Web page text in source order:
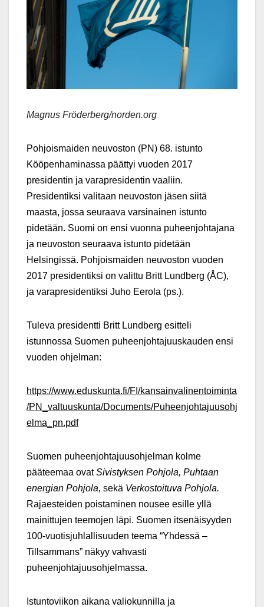
Magnus Fröderberg/norden.org
Pohjoismaiden neuvoston (PN) 68. istunto
Kööpenhaminassa päättyi vuoden 2017
presidentin ja varapresidentin vaaliin.
Presidentiksi valitaan neuvoston jäsen siitä
maasta, jossa seuraava varsinainen istunto
pidetään. Suomi on ensi vuonna puheenjohtajana
ja neuvoston seuraava istunto pidetään
Helsingissä. Pohjoismaiden neuvoston vuoden
2017 presidentiksi on valittu Britt Lundberg (ÅC),
ja varapresidentiksi Juho Eerola (ps.).
Tuleva presidentti Britt Lundberg esitteli
istunnossa Suomen puheenjohtajuuskauden ensi
vuoden ohjelman:
https://www.eduskunta.fi/FI/kansainvalinentoiminta
/PN_valtuuskunta/Documents/Puheenjohtajuusohj
elma_pn.pdf
Suomen puheenjohtajuusohjelman kolme
pääteemaa ovatSivistyksen Pohjola, Puhtaan
energian Pohjola, sekä Verkostoituva Pohjola.
Rajaesteiden poistaminen nousee esille yllä
mainittujen teemojen läpi. Suomen itsenäisyyden
100-vuotisjuhlallisuuden teema “Yhdessä –
Tillsammans” näkyy vahvasti
puheenjohtajuusohjelmassa.
Istuntoviikon aikana valiokunnilla ja